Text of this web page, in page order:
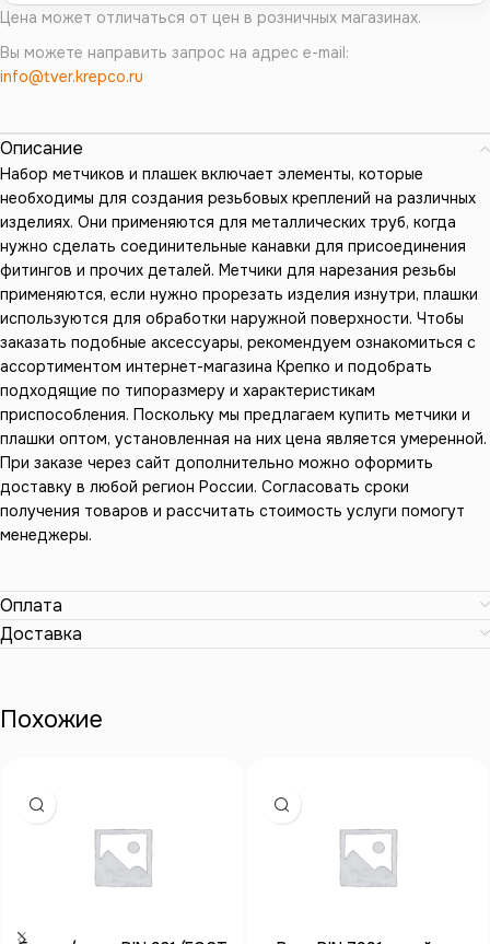
Цена может отличаться от цен в розничных магазинах.
Вы можете направить запрос на адрес e-mail:
info@tver.krepco.ru
Описание
Набор метчиков и плашек включает элементы, которые
необходимы для создания резьбовых креплений на различных
изделиях. Они применяются для металлических труб, когда
нужно сделать соединительные канавки для присоединения
фитингов и прочих деталей. Метчики для нарезания резьбы
применяются, если нужно прорезать изделия изнутри, плашки
используются для обработки наружной поверхности. Чтобы
заказать подобные аксессуары, рекомендуем ознакомиться с
ассортиментом интернет-магазина Крепко и подобрать
подходящие по типоразмеру и характеристикам
приспособления. Поскольку мы предлагаем купить метчики и
плашки оптом, установленная на них цена является умеренной.
При заказе через сайт дополнительно можно оформить
доставку в любой регион России. Согласовать сроки
получения товаров и рассчитать стоимость услуги помогут
менеджеры.
Оплата
Доставка
Похожие